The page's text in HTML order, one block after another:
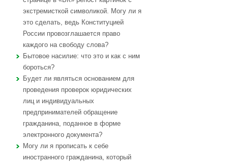
экстремисткой символикой. Могу ли я
это сделать, ведь Конституцией
России провозглашается право
каждого на свободу слова?
Бытовое насилие: что это и как с ним
бороться?
Будет ли являться основанием для
проведения проверок юридических
лиц и индивидуальных
предпринимателей обращение
гражданина, поданное в форме
электронного документа?
Могу ли я прописать к себе
иностранного гражданина, который